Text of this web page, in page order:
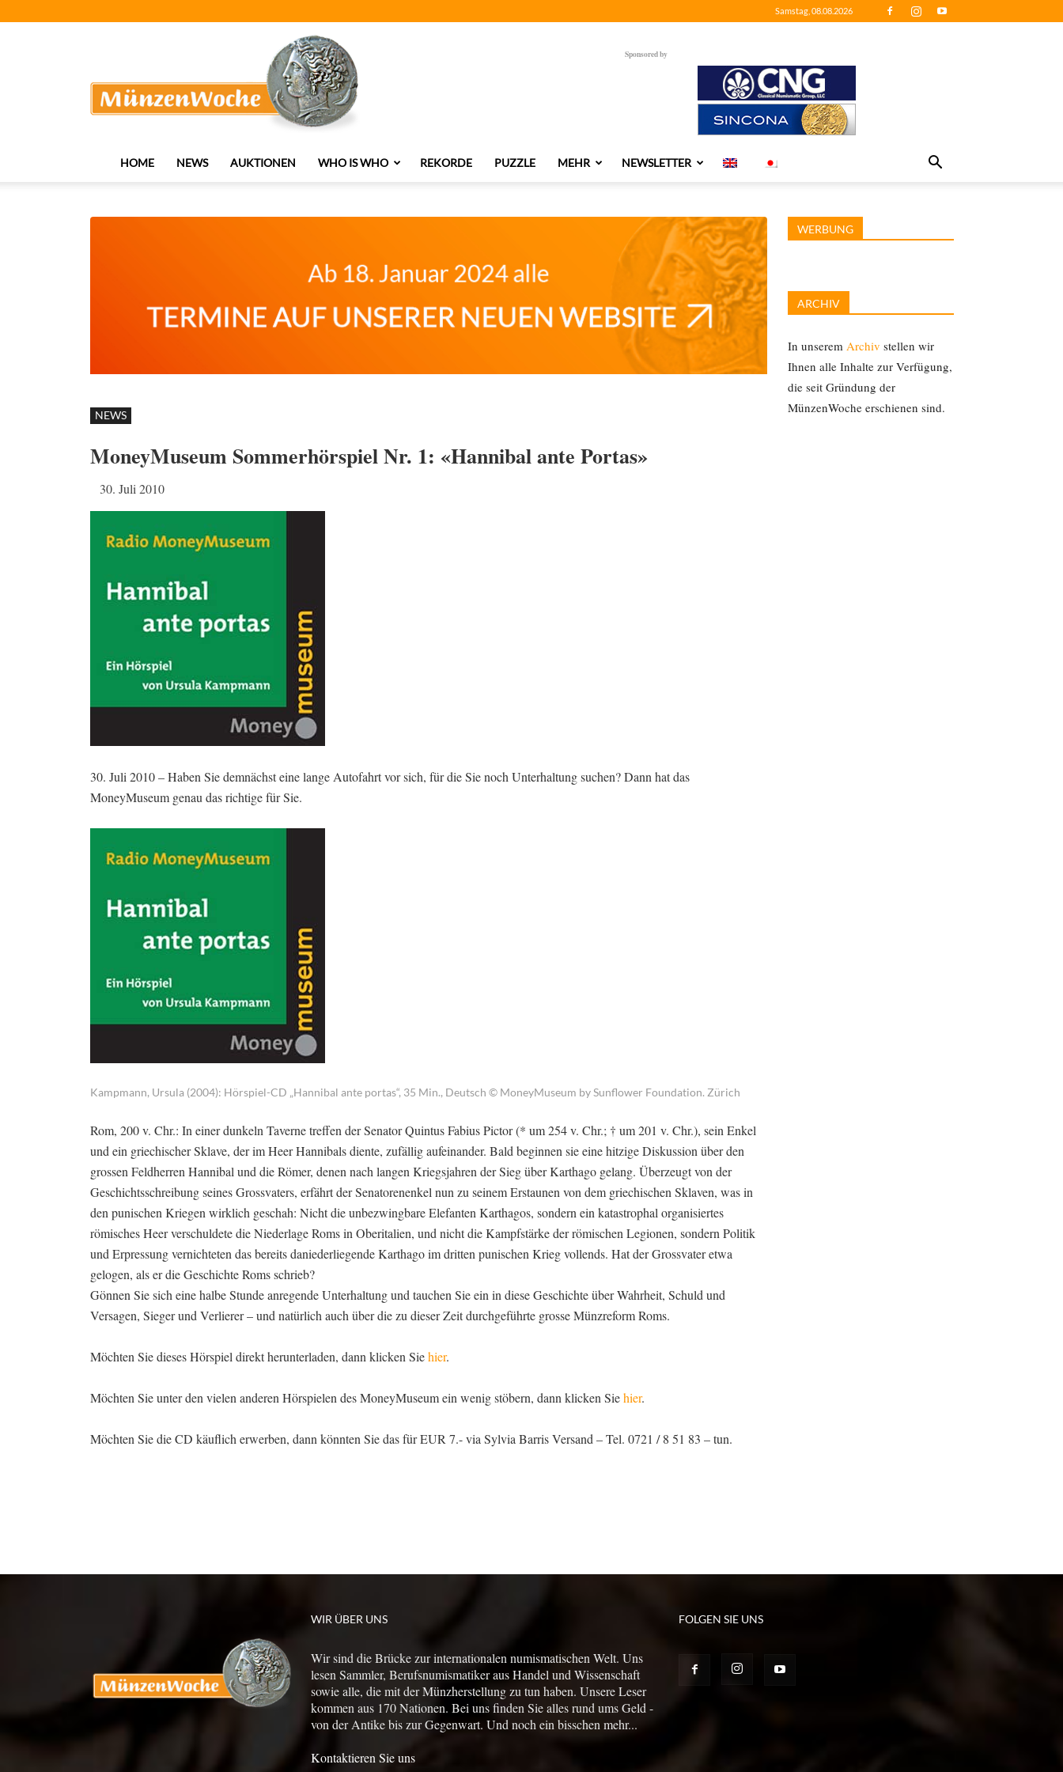
Samstag, 08.08.2026
Sponsored by
HOME NEWS AUKTIONEN WHO IS WHO REKORDE PUZZLE MEHR NEWSLETTER
NEWS
MoneyMuseum Sommerhörspiel Nr. 1: «Hannibal ante Portas»
30. Juli 2010
30. Juli 2010 – Haben Sie demnächst eine lange Autofahrt vor sich, für die Sie noch Unterhaltung suchen? Dann hat das
MoneyMuseum genau das richtige für Sie.
Kampmann, Ursula (2004): Hörspiel-CD „Hannibal ante portas“, 35 Min., Deutsch © MoneyMuseum by Sunflower Foundation. Zürich
Rom, 200 v. Chr.: In einer dunkeln Taverne treffen der Senator Quintus Fabius Pictor (* um 254 v. Chr.; † um 201 v. Chr.), sein Enkel
und ein griechischer Sklave, der im Heer Hannibals diente, zufällig aufeinander. Bald beginnen sie eine hitzige Diskussion über den
grossen Feldherren Hannibal und die Römer, denen nach langen Kriegsjahren der Sieg über Karthago gelang. Überzeugt von der
Geschichtsschreibung seines Grossvaters, erfährt der Senatorenenkel nun zu seinem Erstaunen von dem griechischen Sklaven, was in
den punischen Kriegen wirklich geschah: Nicht die unbezwingbare Elefanten Karthagos, sondern ein katastrophal organisiertes
römisches Heer verschuldete die Niederlage Roms in Oberitalien, und nicht die Kampfstärke der römischen Legionen, sondern Politik
und Erpressung vernichteten das bereits daniederliegende Karthago im dritten punischen Krieg vollends. Hat der Grossvater etwa
gelogen, als er die Geschichte Roms schrieb?
Gönnen Sie sich eine halbe Stunde anregende Unterhaltung und tauchen Sie ein in diese Geschichte über Wahrheit, Schuld und
Versagen, Sieger und Verlierer – und natürlich auch über die zu dieser Zeit durchgeführte grosse Münzreform Roms.
Möchten Sie dieses Hörspiel direkt herunterladen, dann klicken Siehier.
Möchten Sie unter den vielen anderen Hörspielen des MoneyMuseum ein wenig stöbern, dann klicken Siehier.
Möchten Sie die CD käuflich erwerben, dann könnten Sie das für EUR 7.- via Sylvia Barris Versand – Tel. 0721 / 8 51 83 – tun.
WERBUNG
ARCHIV
In unserem Archiv stellen wir
Ihnen alle Inhalte zur Verfügung,
die seit Gründung der
MünzenWoche erschienen sind.
WIR ÜBER UNS
Wir sind die Brücke zur internationalen numismatischen Welt. Uns
lesen Sammler, Berufsnumismatiker aus Handel und Wissenschaft
sowie alle, die mit der Münzherstellung zu tun haben. Unsere Leser
kommen aus 170 Nationen. Bei uns finden Sie alles rund ums Geld -
von der Antike bis zur Gegenwart. Und noch ein bisschen mehr...
Kontaktieren Sie uns
FOLGEN SIE UNS